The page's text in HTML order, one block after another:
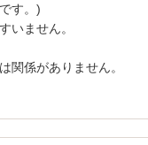
す。)
いません。
関係がありません。